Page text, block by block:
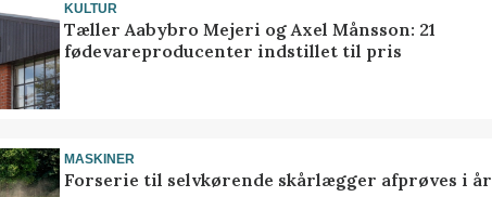
KULTUR
Tæller Aabybro Mejeri og Axel Månsson: 21
fødevareproducenter indstillet til pris
MASKINER
Forserie til selvkørende skårlægger afprøves i år